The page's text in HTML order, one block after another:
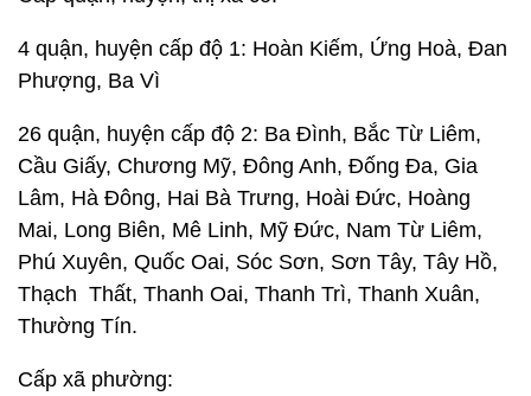
4 quận, huyện cấp độ 1: Hoàn Kiếm, Ứng Hoà, Đan
Phượng, Ba Vì
26 quận, huyện cấp độ 2: Ba Đình, Bắc Từ Liêm,
Cầu Giấy, Chương Mỹ, Đông Anh, Đống Đa, Gia
Lâm, Hà Đông, Hai Bà Trưng, Hoài Đức, Hoàng
Mai, Long Biên, Mê Linh, Mỹ Đức, Nam Từ Liêm,
Phú Xuyên, Quốc Oai, Sóc Sơn, Sơn Tây, Tây Hồ,
Thạch Thất, Thanh Oai, Thanh Trì, Thanh Xuân,
Thường Tín.
Cấp xã phường: